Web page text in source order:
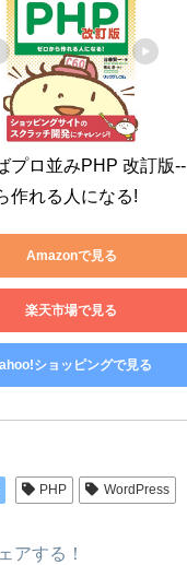
プロ並みPHP 改訂版--
作れる人になる!
Amazonで見る
楽天市場で見る
ショッピングで見る
PHP WordPress
アする！